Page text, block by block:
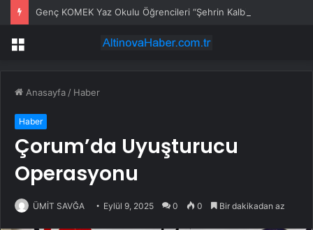
Menü
Anasayfa / Haber
Haber
Çorum’da Uyuşturucu
Operasyonu
ÜMİT SAVĞA Eylül 9, 2025 0 0 Bir dakikadan az